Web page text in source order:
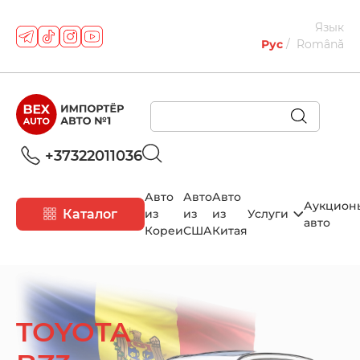
Язык
Рус
Română
+37322011036
Каталог
Авто
из
Кореи
Авто
из
США
Авто
из
Китая
Услуги
авто
TOYOTA